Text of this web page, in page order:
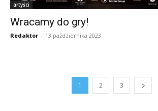
artyści
Wracamy do gry!
Redaktor - 13 października 2023
1 2 3